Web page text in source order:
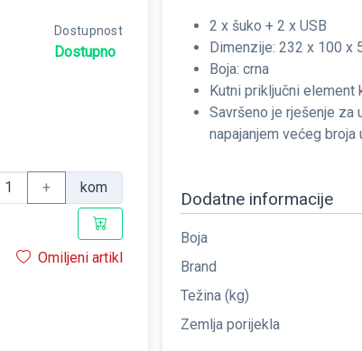
Dostupnost
Dostupno
+ kom
Omiljeni artikl
2 x šuko + 2 x USB
Dimenzije: 232 x 100 x
Boja: crna
Kutni priključni element
Savršeno je rješenje za
napajanjem većeg broja
Dodatne informacije
Boja
Brand
Težina (kg)
Zemlja porijekla